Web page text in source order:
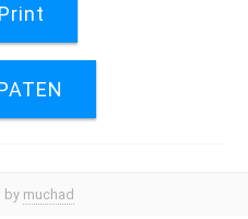
Print
by muchad